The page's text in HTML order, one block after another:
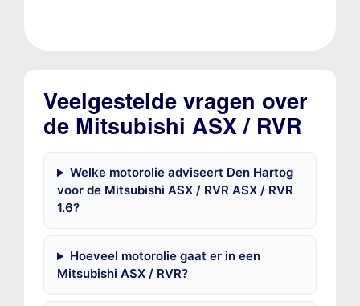
Veelgestelde vragen over
de Mitsubishi ASX / RVR
Welke motorolie adviseert Den Hartog
voor de Mitsubishi ASX / RVR ASX / RVR
1.6?
Hoeveel motorolie gaat er in een
Mitsubishi ASX / RVR?